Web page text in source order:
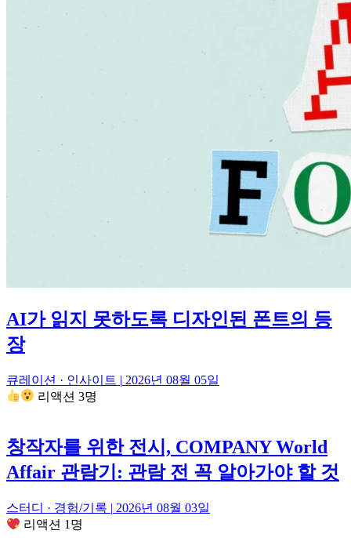
AI가 읽지 못하도록 디자인된 폰트의 등
장
큐레이션 · 인사이트 | 2026년 08월 05일
리액션 3명
창작자를 위한 전시, COMPANY World
Affair 관람기: 관람 전 꼭 알아가야 할 것
스터디 · 경험/기록 | 2026년 08월 03일
리액션 1명